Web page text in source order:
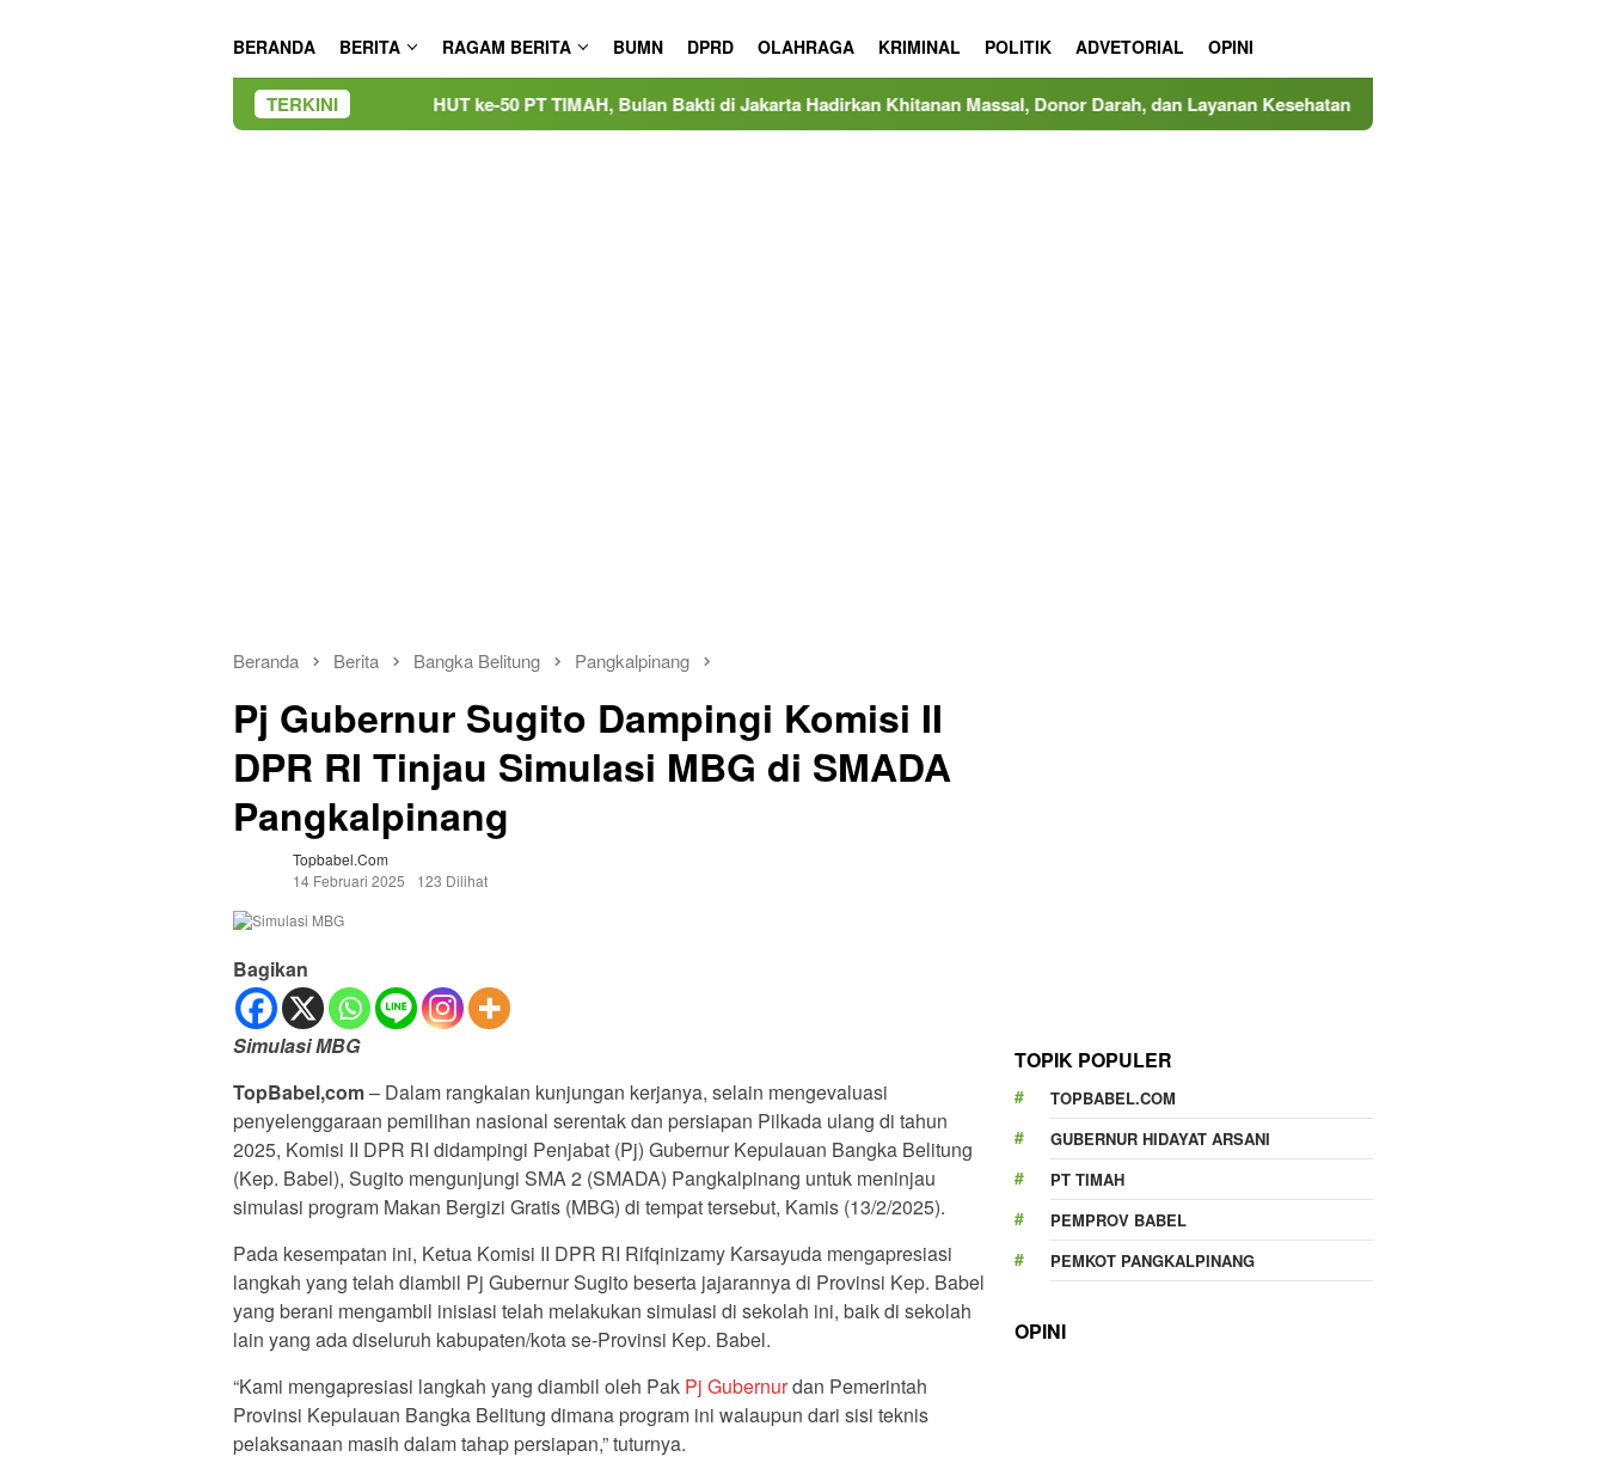
BERANDA BERITA RAGAM BERITA BUMN DPRD OLAHRAGA KRIMINAL POLITIK ADVETORIAL OPINI
TERKINI
HUT ke-50 PT TIMAH, Bulan Bakti di Jakarta Hadirkan Khitanan Massal, Donor Darah, dan Layanan Kesehatan Gratis MINDucation Kembali Hadir,
Beranda Berita Bangka Belitung Pangkalpinang
Pj Gubernur Sugito Dampingi Komisi II
DPR RI Tinjau Simulasi MBG di SMADA
Pangkalpinang
Topbabel.com
14 Februari 2025
123 Dilihat
Bagikan
Simulasi MBG
TopBabel,com– Dalam rangkaian kunjungan kerjanya, selain mengevaluasi
penyelenggaraan pemilihan nasional serentak dan persiapan Pilkada ulang di tahun
2025, Komisi II DPR RI didampingi Penjabat (Pj) Gubernur Kepulauan Bangka Belitung
(Kep. Babel), Sugito mengunjungi SMA 2 (SMADA) Pangkalpinang untuk meninjau
simulasi program Makan Bergizi Gratis (MBG) di tempat tersebut, Kamis (13/2/2025).
Pada kesempatan ini, Ketua Komisi II DPR RI Rifqinizamy Karsayuda mengapresiasi
langkah yang telah diambil Pj Gubernur Sugito beserta jajarannya di Provinsi Kep. Babel
yang berani mengambil inisiasi telah melakukan simulasi di sekolah ini, baik di sekolah
lain yang ada diseluruh kabupaten/kota se-Provinsi Kep. Babel.
“Kami mengapresiasi langkah yang diambil oleh Pak Pj Gubernurdan Pemerintah
Provinsi Kepulauan Bangka Belitung dimana program ini walaupun dari sisi teknis
pelaksanaan masih dalam tahap persiapan,” tuturnya.
TOPIK POPULER
TOPBABEL.COM
GUBERNUR HIDAYAT ARSANI
PT TIMAH
PEMPROV BABEL
PEMKOT PANGKALPINANG
OPINI